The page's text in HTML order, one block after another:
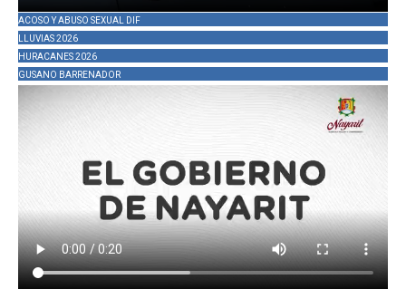
ACOSO Y ABUSO SEXUAL DIF
LLUVIAS 2026
HURACANES 2026
GUSANO BARRENADOR